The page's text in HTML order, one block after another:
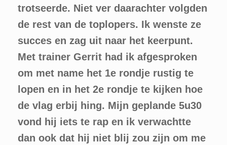
trotseerde. Niet ver daarachter volgden
de rest van de toplopers. Ik wenste ze
succes en zag uit naar het keerpunt.
Met trainer Gerrit had ik afgesproken
om met name het 1e rondje rustig te
lopen en in het 2e rondje te kijken hoe
de vlag erbij hing. Mijn geplande 5u30
vond hij iets te rap en ik verwachtte
dan ook dat hij niet blij zou zijn om me